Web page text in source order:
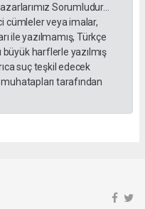
Sorumludur...
cümleler veya imalar,
ile yazılmamış, Türkçe
harflerle yazılmış
suç teşkil edecek
tarafından